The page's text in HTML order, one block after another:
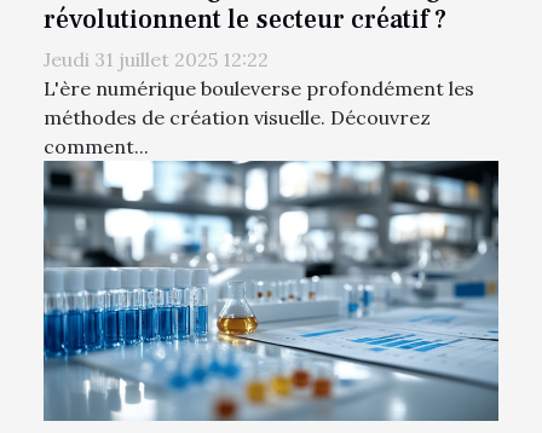
révolutionnent le secteur créatif ?
Jeudi 31 juillet 2025 12:22
L'ère numérique bouleverse profondément les
méthodes de création visuelle. Découvrez
comment...